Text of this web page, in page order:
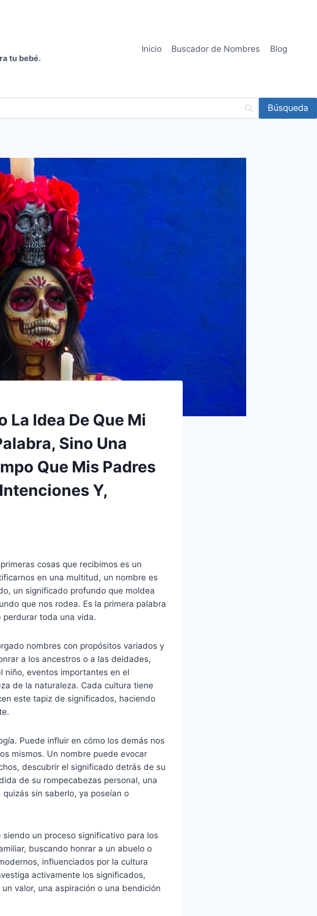
tu bebé.
Inicio Buscador de Nombres Blog
La Idea De Que Mi
Sino Una
Que Mis Padres
Y,
cosas que recibimos es un
en una multitud, un nombre es
un significado profundo que moldea
que nos rodea. Es la primera palabra
perdurar toda una vida.
nombres con propósitos variados y
a los ancestros o a las deidades,
niño, eventos importantes en el
de la naturaleza. Cada cultura tiene
este tapiz de significados, haciendo
Puede influir en cómo los demás nos
mismos. Un nombre puede evocar
descubrir el significado detrás de su
de su rompecabezas personal, una
sin saberlo, ya poseían o
un proceso significativo para los
buscando honrar a un abuelo o
influenciados por la cultura
activamente los significados,
valor, una aspiración o una bendición